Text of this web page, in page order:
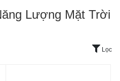
Lượng Mặt Trời
Lọc